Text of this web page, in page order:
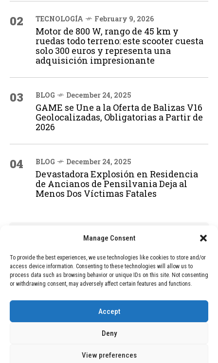
Manage Consent
To provide the best experiences, we use technologies like cookies to store and/or
access device information. Consenting to these technologies will allow us to
process data such as browsing behavior or unique IDs on this site. Not consenting
or withdrawing consent, may adversely affect certain features and functions.
Accept
Deny
View preferences
02 TECNOLOGÍA February 9, 2026
Motor de 800 W, rango de 45 km y
ruedas todo terreno: este scooter cuesta
solo 300 euros y representa una
adquisición impresionante
03 BLOG December 24, 2025
GAME se Une a la Oferta de Balizas V16
Geolocalizadas, Obligatorias a Partir de
2026
04 BLOG December 24, 2025
Devastadora Explosión en Residencia
de Ancianos de Pensilvania Deja al
Menos Dos Víctimas Fatales